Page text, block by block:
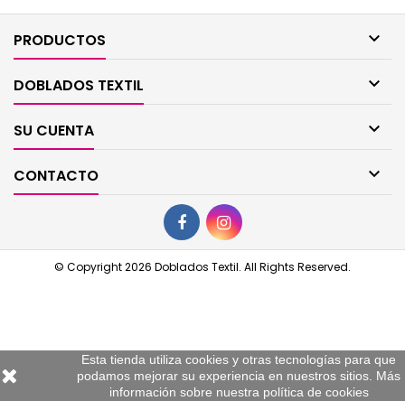
PRODUCTOS 
DOBLADOS TEXTIL 
SU CUENTA 
CONTACTO 
Esta tienda utiliza cookies y otras tecnologías para que
podamos mejorar su experiencia en nuestros sitios. Más
información sobre nuestra política de cookies
© Copyright 2026 Doblados Textil. All Rights Reserved.